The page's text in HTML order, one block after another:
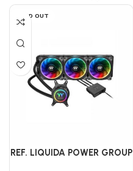
SOLD OUT
REF. LIQUIDA POWER GROUP